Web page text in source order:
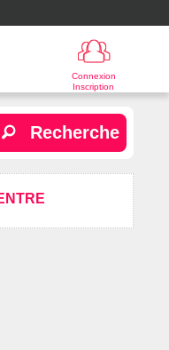
Connexion
Inscription
Recherche